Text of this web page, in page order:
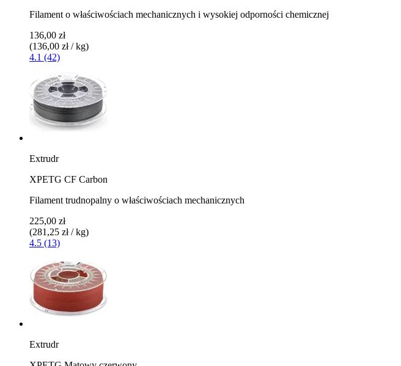
Filament o właściwościach mechanicznych i wysokiej odporności chemicznej
136,00 zł
(136,00 zł / kg)
4.1 (42)
Extrudr
XPETG CF Carbon
Filament trudnopalny o właściwościach mechanicznych
225,00 zł
(281,25 zł / kg)
4.5 (13)
Extrudr